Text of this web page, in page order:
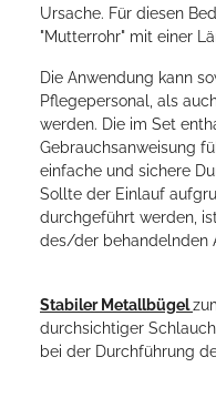
Ursache. Für diesen
"Mutterrohr" mit einer
Die Anwendung kann
Pflegepersonal, als
werden. Die im Set
Gebrauchsanweisung
einfache und sichere
Sollte der Einlauf
durchgeführt werden,
des/der behandelnden
Stabiler Metallbügel
durchsichtiger
bei der Durchführung